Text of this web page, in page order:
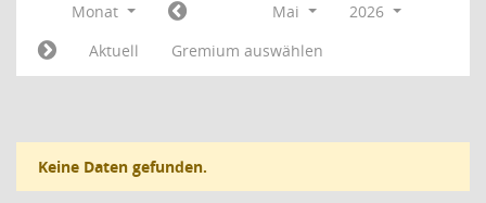
Monat Mai
2026
Aktuell
Gremium auswählen
Keine Daten gefunden.